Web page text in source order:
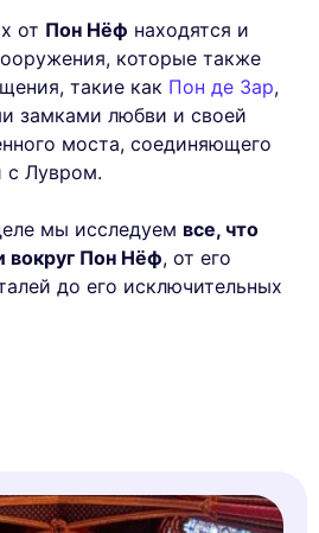
от Пон Нёф находятся и
которые также
такие как Пон де Зар,
замками любви и своей
моста, соединяющего
с Лувром.
мы исследуем все, что
вокруг Пон Нёф, от его
до его исключительных